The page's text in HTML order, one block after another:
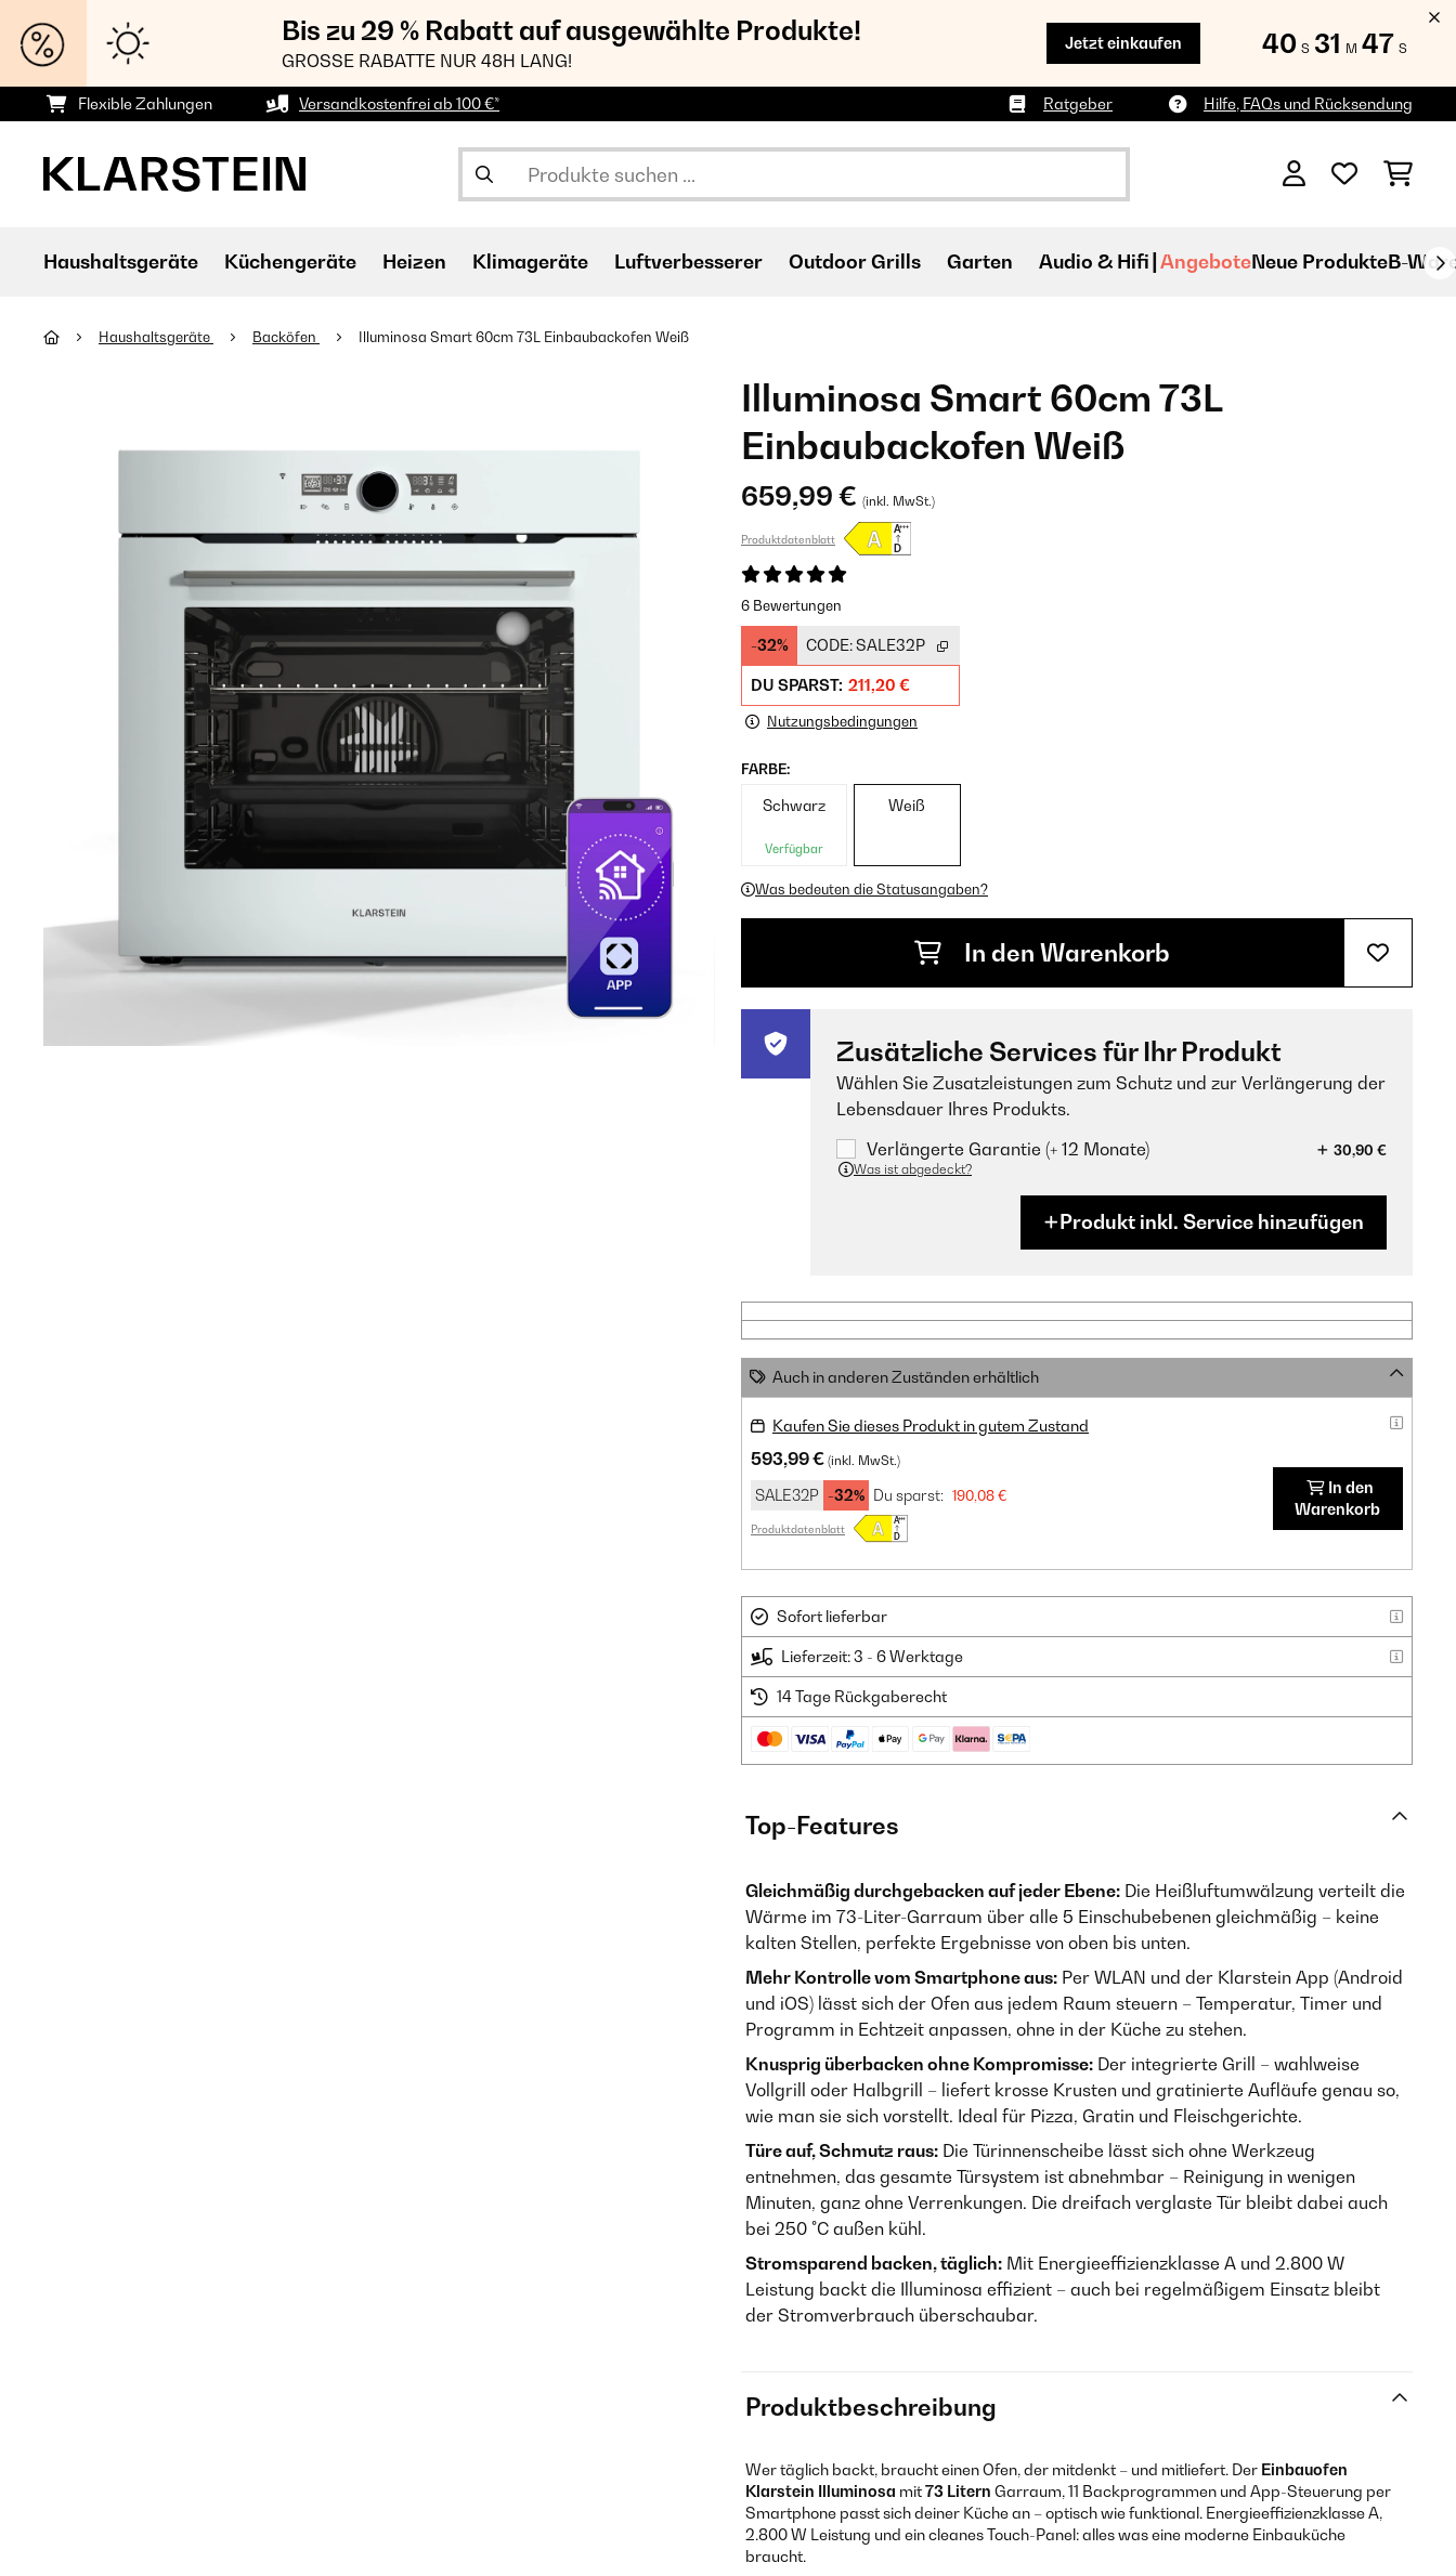
Bis zu 29 % Rabatt auf ausgewählte Produkte!
GROSSE RABATTE NUR 48H LANG!
Jetzt einkaufen 40 S 31 M 46 S
Flexible Zahlungen Versandkostenfrei ab 100 €* Ratgeber Hilfe, FAQs und Rücksendung
Haushaltsgeräte Küchengeräte Heizen Klimageräte Luftverbesserer Outdoor Grills Garten Audio & Hifi AngeboteNeue ProdukteB-
Haushaltsgeräte Backöfen Illuminosa Smart 60cm 73L Einbaubackofen Weiß
Illuminosa Smart 60cm 73L
Einbaubackofen Weiß
659,99 € (inkl. MwSt.)
Produktdatenblatt
6 Bewertungen
-32% CODE:SALE32P
DU SPARST: 211,20 €
Nutzungsbedingungen
FARBE:
Schwarz
Verfügbar
Weiß
Was bedeuten die Statusangaben?
In den Warenkorb
Zusätzliche Services für Ihr Produkt
Wählen Sie Zusatzleistungen zum Schutz und zur Verlängerung der
Lebensdauer Ihres Produkts.
Verlängerte Garantie (+ 12 Monate)
30,90 €
Was ist abgedeckt?
Produkt inkl. Service hinzufügen
Auch in anderen Zuständen erhältlich
Kaufen Sie dieses Produkt in gutem Zustand
593,99 € (inkl. MwSt.)
SALE32P -32% Du sparst: 190,08 €
Produktdatenblatt
In den
Warenkorb
Sofort lieferbar
Lieferzeit: 3 - 6 Werktage
14 Tage Rückgaberecht
Top-Features
Gleichmäßig durchgebacken auf jeder Ebene: Die Heißluftumwälzung verteilt die
Wärme im 73-Liter-Garraum über alle 5 Einschubebenen gleichmäßig – keine
kalten Stellen, perfekte Ergebnisse von oben bis unten.
Mehr Kontrolle vom Smartphone aus: Per WLAN und der Klarstein App (Android
und iOS) lässt sich der Ofen aus jedem Raum steuern – Temperatur, Timer und
Programm in Echtzeit anpassen, ohne in der Küche zu stehen.
Knusprig überbacken ohne Kompromisse: Der integrierte Grill – wahlweise
Vollgrill oder Halbgrill – liefert krosse Krusten und gratinierte Aufläufe genau so,
wie man sie sich vorstellt. Ideal für Pizza, Gratin und Fleischgerichte.
Türe auf, Schmutz raus: Die Türinnenscheibe lässt sich ohne Werkzeug
entnehmen, das gesamte Türsystem ist abnehmbar – Reinigung in wenigen
Minuten, ganz ohne Verrenkungen. Die dreifach verglaste Tür bleibt dabei auch
bei 250 °C außen kühl.
Stromsparend backen, täglich: Mit Energieeffizienzklasse A und 2.800 W
Leistung backt die Illuminosa effizient – auch bei regelmäßigem Einsatz bleibt
der Stromverbrauch überschaubar.
Produktbeschreibung
Wer täglich backt, braucht einen Ofen, der mitdenkt – und mitliefert. Der Einbauofen
Klarstein Illuminosa mit73 Litern Garraum, 11 Backprogrammen und App-Steuerung per
Smartphone passt sich deiner Küche an – optisch wie funktional. Energieeffizienzklasse A,
2.800 W Leistung und ein cleanes Touch-Panel: alles was eine moderne Einbauküche
braucht.